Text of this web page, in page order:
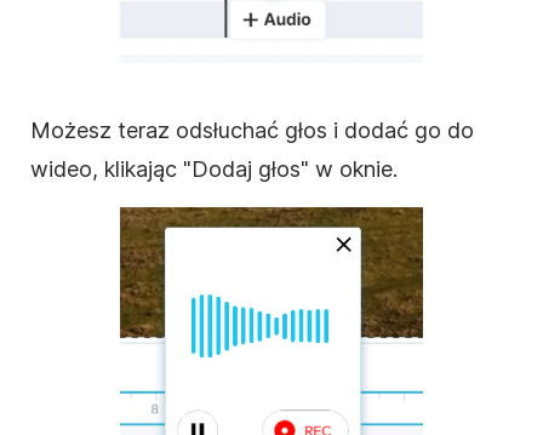
Możesz teraz odsłuchać głos i dodać go do
wideo, klikając "Dodaj głos" w oknie.